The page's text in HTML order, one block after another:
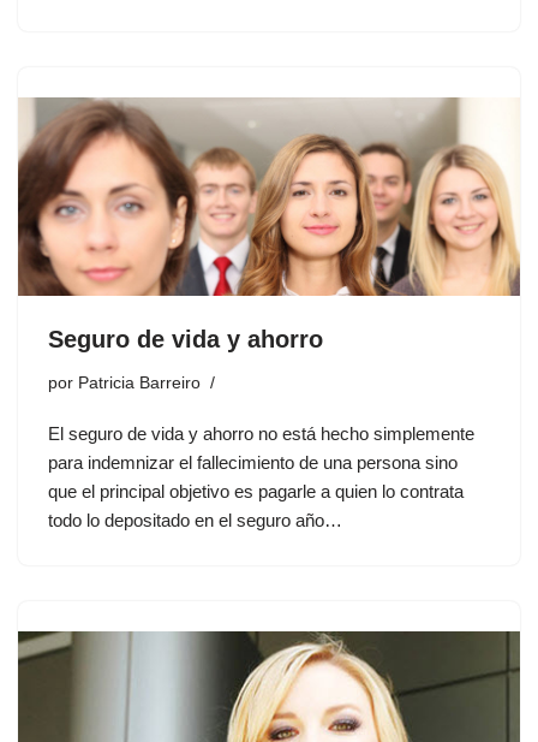
Seguro de vida y ahorro
por Patricia Barreiro
El seguro de vida y ahorro no está hecho simplemente
para indemnizar el fallecimiento de una persona sino
que el principal objetivo es pagarle a quien lo contrata
todo lo depositado en el seguro año…